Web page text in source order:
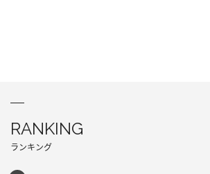
RANKING
ランキング